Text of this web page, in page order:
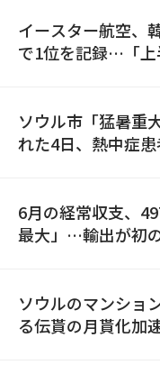
イースター航空、
で1位を記録…「上
ソウル市「猛暑重
れた4日、熱中症
6月の経常収支、
最大」…輸出が初
ソウルのマンショ
る伝貰の月貰化加